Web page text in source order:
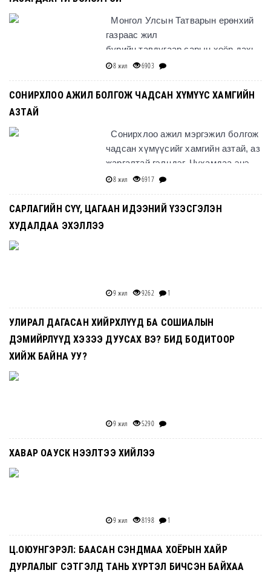
Монгол Улсын Татварын ерөнхий
газраас жил
бүрийн тавдугаар сарын хоёр дахь
долоо хоногт тэмдэглэн
өнгөрүүлдэг &ld
8 жил 6903
СОНИРХЛОО АЖИЛ БОЛГОЖ ЧАДСАН ХҮМҮҮС ХАМГИЙН
АЗТАЙ
Сонирхлоо ажил мэргэжил болгож
чадсан хүмүүсийг хамгийн азтай, аз
жаргалтай гэлцдэг. Чухамдаа энэ
яриаг биелэл болгож хүүхдүүдэд
инээмсэглэл бэ
8 жил 6917
САРЛАГИЙН СҮҮ, ЦАГААН ИДЭЭНИЙ ҮЗЭСГЭЛЭН
ХУДАЛДАА ЭХЭЛЛЭЭ
9 жил 9262 1
УЛИРАЛ ДАГАСАН ХИЙРХЛҮҮД БА СОШИАЛЫН
ДЭМИЙРЛҮҮД ХЭЗЭЭ ДУУСАХ ВЭ? БИД БОДИТООР
ХИЙЖ БАЙНА УУ?
9 жил 5290
ХАВАР ОАУСК НЭЭЛТЭЭ ХИЙЛЭЭ
9 жил 8198 1
Ц.ОЮУНГЭРЭЛ: БААСАН CЭНДМАА ХОЁРЫН ХАЙР
ДУРЛАЛЫГ СЭТГЭЛД ТАНЬ ХҮРТЭЛ БИЧСЭН БАЙХАА